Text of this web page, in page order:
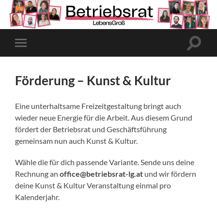
Mobile-
Menü
Förderung – Kunst & Kultur
Eine unterhaltsame Freizeitgestaltung bringt auch
wieder neue Energie für die Arbeit. Aus diesem Grund
fördert der Betriebsrat und Geschäftsführung
gemeinsam nun auch Kunst & Kultur.
Wähle die für dich passende Variante. Sende uns deine
Rechnung anoffice@betriebsrat-lg.at und wir fördern
deine Kunst & Kultur Veranstaltung einmal pro
Kalenderjahr.